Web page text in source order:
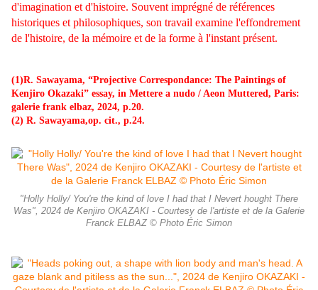
d'imagination et d'histoire. Souvent imprégné de références
historiques et philosophiques, son travail examine l'effondrement
de l'histoire, de la mémoire et de la forme à l'instant présent.
(1)R. Sawayama, “Projective Correspondance: The Paintings of
Kenjiro Okazaki” essay, in Mettere a nudo / Aeon Muttered, Paris:
galerie frank elbaz, 2024, p.20.
(2) R. Sawayama,op. cit., p.24.
"Holly Holly/ You're the kind of love I had that I Nevert hought There
Was", 2024 de Kenjiro OKAZAKI - Courtesy de l'artiste et de la Galerie
Franck ELBAZ © Photo Éric Simon